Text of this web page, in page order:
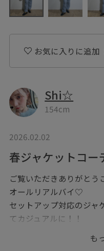
お気に入りに追加
Shi☆
154cm
2026.02.02
春ジャケットコー
ご覧いただきありがとう
オールリアルバイ♡
セットアップ対応のジャ
てカジュアルに！！
⭐︎〜⭐︎〜⭐︎〜⭐︎〜⭐︎〜⭐︎〜⭐︎〜
も